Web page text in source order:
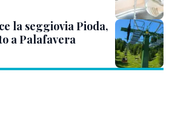
la seggiovia Pioda,
a Palafavera